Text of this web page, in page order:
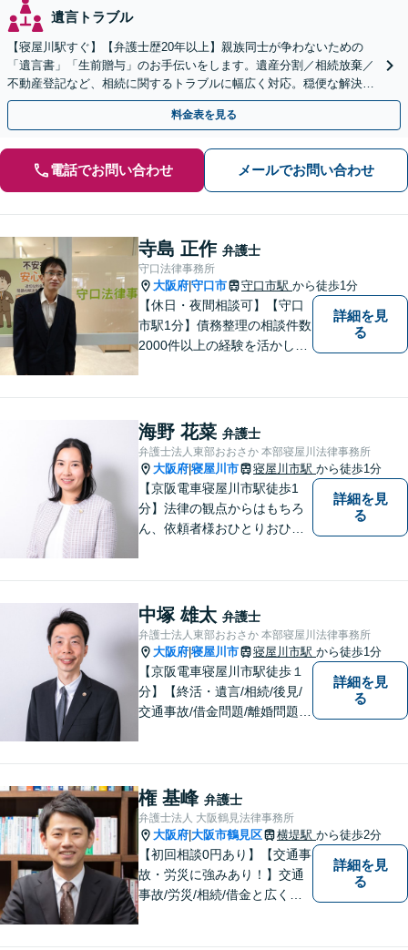
遺言トラブル
【寝屋川駅すぐ】【弁護士歴20年以上】親族同士が争わないための
「遺言書」「生前贈与」のお手伝いをします。遺産分割／相続放棄／
不動産登記など、相続に関するトラブルに幅広く対応。穏便な解決を
心がけます。【初回相談無料】【夜間・休日の相談可能】
料金表を見る
電話でお問い合わせ メールでお問い合わせ
寺島 正作 弁護士
守口法律事務所
大阪府 守口市 守口市駅 から徒歩1分
【休日・夜間相談可】【守口
市駅1分】債務整理の相談件数
2000件以上の経験を活かし、
頼者様が不安を抱かないよう
に、わかりやすく的確なアド
バイスを心がけております。
詳細を見
る
海野 花菜 弁護士
弁護士法人東部おおさか 本部寝屋川法律事務所
大阪府 寝屋川市 寝屋川市駅 から徒歩1分
【京阪電車寝屋川市駅徒歩1
分】法律の観点からはもちろ
ん、依頼者様おひとりおひと
全力でサポートいたします。
詳細を見
る
中塚 雄太 弁護士
弁護士法人東部おおさか 本部寝屋川法律事務所
大阪府 寝屋川市 寝屋川市駅 から徒歩1分
【京阪電車寝屋川市駅徒歩１
分】【終活・遺言/相続/後見/
交通事故/借金問題/離婚問題等
ションを大切にして、さまざ
まな問題の解決に向けてサポ
ートさせていただきます。
詳細を見
る
権 基峰 弁護士
弁護士法人 大阪鶴見法律事務所
大阪府 大阪市鶴見区 横堤駅 から徒歩2分
【初回相談0円あり】【交通事
故・労災に強みあり！】交通
事故/労災/相続/借金と広く法
詳細を見
る